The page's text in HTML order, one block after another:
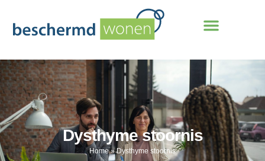
Dysthyme stoornis
Home»Dysthyme stoornis